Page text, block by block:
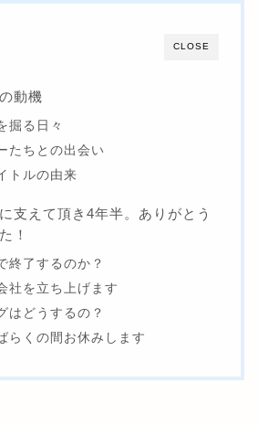
CLOSE
動機
掘る日々
たちとの出会い
トルの由来
支えて頂き4年半。ありがとう
！
終了するのか？
社を立ち上げます
はどうするの？
らくの間お休みします